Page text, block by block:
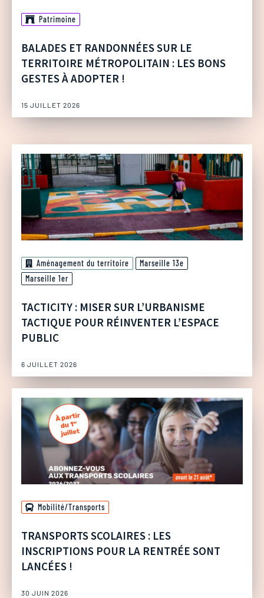
Patrimoine
BALADES ET RANDONNÉES SUR LE
TERRITOIRE MÉTROPOLITAIN : LES BONS
GESTES À ADOPTER !
15 JUILLET 2026
Aménagement du territoire
Marseille 13e
Marseille 1er
TACTICITY : MISER SUR L’URBANISME
TACTIQUE POUR RÉINVENTER L’ESPACE
PUBLIC
6 JUILLET 2026
Mobilité/Transports
TRANSPORTS SCOLAIRES : LES
INSCRIPTIONS POUR LA RENTRÉE SONT
LANCÉES !
30 JUIN 2026